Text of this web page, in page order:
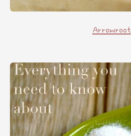
Arrowroot